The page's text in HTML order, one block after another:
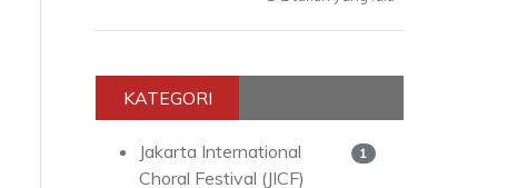
KATEGORI
Jakarta International
Choral Festival (JICF)
1